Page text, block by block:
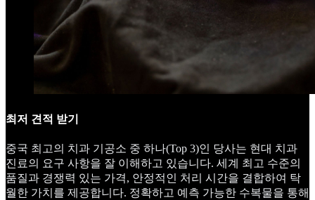
최저 견적 받기
중국 최고의 치과 기공소 중 하나(Top 3)인 당사는 현대 치과
진료의 요구 사항을 잘 이해하고 있습니다. 세계 최고 수준의
품질과 경쟁력 있는 가격, 안정적인 처리 시간을 결합하여 탁
월한 가치를 제공합니다. 정확하고 예측 가능한 수복물을 통해